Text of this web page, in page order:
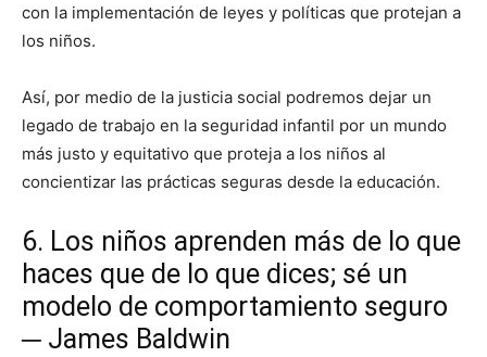
con la implementación de leyes y políticas que protejan a
los niños.
Así, por medio de la justicia social podremos dejar un
legado de trabajo en la seguridad infantil por un mundo
más justo y equitativo que proteja a los niños al
concientizar las prácticas seguras desde la educación.
6. Los niños aprenden más de lo que
haces que de lo que dices; sé un
modelo de comportamiento seguro
─ James Baldwin